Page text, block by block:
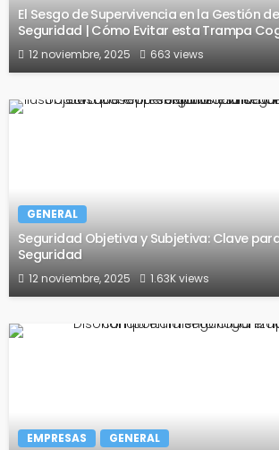
El Sesgo de Supervivencia en la Gestión
Seguridad | Cómo Evitar esta Trampa
12 noviembre, 2025 663 views
GENERAL
Seguridad Objetiva y Subjetiva: Clave
Seguridad
12 noviembre, 2025 1.63K views
EMPRESAS GENERAL